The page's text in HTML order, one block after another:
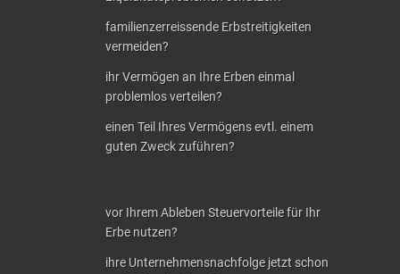
familienzerreissende Erbstreitigkeiten
vermeiden?
ihr Vermögen an Ihre Erben einmal
problemlos verteilen?
einen Teil Ihres Vermögens evtl. einem
guten Zweck zuführen?
vor Ihrem Ableben Steuervorteile für Ihr
Erbe nutzen?
ihre Unternehmensnachfolge jetzt schon